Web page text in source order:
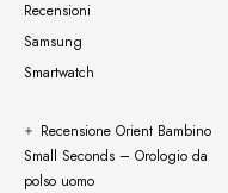
Recensioni
Samsung
Smartwatch
Recensione Orient Bambino
Small Seconds – Orologio da
polso uomo